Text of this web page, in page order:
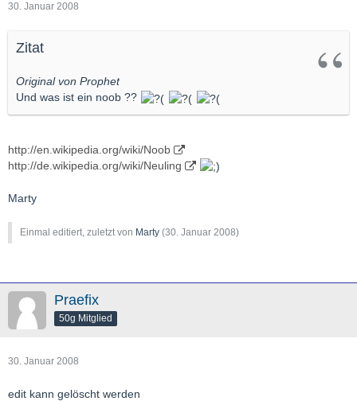
30. Januar 2008
Zitat
Original von Prophet
Und was ist ein noob ??
http://en.wikipedia.org/wiki/Noob
http://de.wikipedia.org/wiki/Neuling
Marty
Einmal editiert, zuletzt von Marty (30. Januar 2008)
Praefix
50g Mitglied
30. Januar 2008
edit kann gelöscht werden